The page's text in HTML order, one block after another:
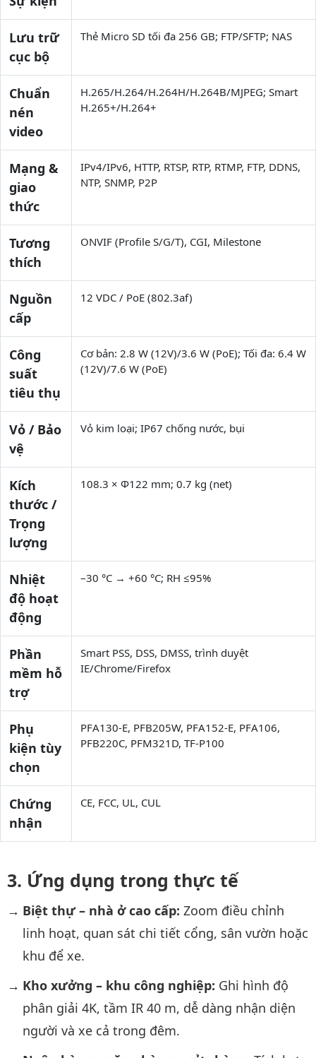
Lưu trữ
cục bộ
Thẻ Micro SD tối đa 256 GB; FTP/SFTP; NAS
Chuẩn
nén
video
H.265/H.264/H.264H/H.264B/MJPEG; Smart
H.265+/H.264+
Mạng &
giao
thức
IPv4/IPv6, HTTP, RTSP, RTP, RTMP, FTP, DDNS,
NTP, SNMP, P2P
Tương
thích
ONVIF (Profile S/G/T), CGI, Milestone
Nguồn
cấp
12 VDC / PoE (802.3af)
Công
suất
tiêu thụ
Cơ bản: 2.8 W (12V)/3.6 W (PoE); Tối đa: 6.4 W
(12V)/7.6 W (PoE)
Vỏ / Bảo
vệ
Vỏ kim loại; IP67 chống nước, bụi
Kích
thước /
Trọng
lượng
108.3 × Φ122 mm; 0.7 kg (net)
Nhiệt
độ hoạt
động
–30 °C → +60 °C; RH ≤95%
Phần
mềm hỗ
trợ
Smart PSS, DSS, DMSS, trình duyệt
IE/Chrome/Firefox
Phụ
kiện tùy
chọn
PFA130-E, PFB205W, PFA152-E, PFA106,
PFB220C, PFM321D, TF-P100
Chứng
nhận
CE, FCC, UL, CUL
Ứng dụng trong thực tế
Biệt thự – nhà ở cao cấp: Zoom điều chỉnh
linh hoạt, quan sát chi tiết cổng, sân vườn hoặc
khu để xe.
Kho xưởng – khu công nghiệp: Ghi hình độ
phân giải 4K, tầm IR 40 m, dễ dàng nhận diện
người và xe cả trong đêm.